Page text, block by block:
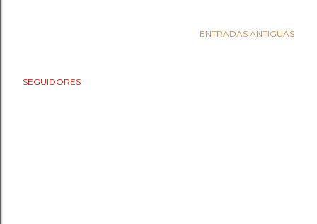
ENTRADAS ANTIGUAS
SEGUIDORES